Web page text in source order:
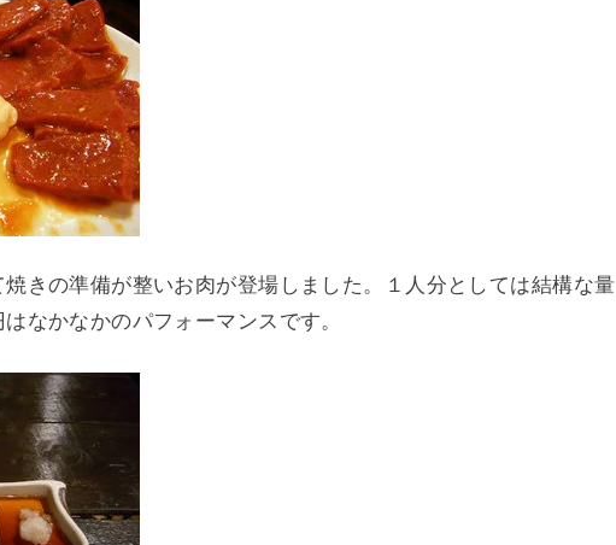
きの準備が整いお肉が登場しました。１人分としては結構な量
なかなかのパフォーマンスです。